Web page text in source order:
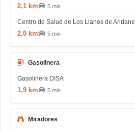
2,1 km 5 min
Centro de Salud de Los Llanos de Aridane
2,0 km 5 min
Gasolinera
Gasolinera DISA
1,9 km 5 min
Miradores